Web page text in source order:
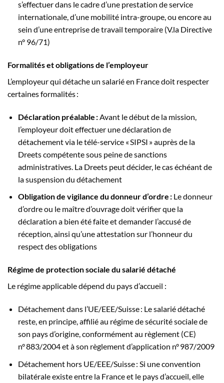
s’effectuer dans le cadre d’une prestation de service
internationale, d’une mobilité intra-groupe, ou encore au
sein d’une entreprise de travail temporaire (V.la Directive
n° 96/71)
Formalités et obligations de l’employeur
L’employeur qui détache un salarié en France doit respecter
certaines formalités :
Déclaration préalable :Avant le début de la mission,
l’employeur doit effectuer une déclaration de
détachement via le télé-service « SIPSI » auprès de la
Dreets compétente sous peine de sanctions
administratives. La Dreets peut décider, le cas échéant de
la suspension du détachement
Obligation de vigilance du donneur d’ordre :Le donneur
d’ordre ou le maître d’ouvrage doit vérifier que la
déclaration a bien été faite et demander l’accusé de
réception, ainsi qu’une attestation sur l’honneur du
respect des obligations
Régime de protection sociale du salarié détaché
Le régime applicable dépend du pays d’accueil :
Détachement dans l’UE/EEE/Suisse : Le salarié détaché
reste, en principe, affilié au régime de sécurité sociale de
son pays d’origine, conformément au règlement (CE)
n° 883/2004 et à son règlement d’application n° 987/2009
Détachement hors UE/EEE/Suisse : Si une convention
bilatérale existe entre la France et le pays d’accueil, elle